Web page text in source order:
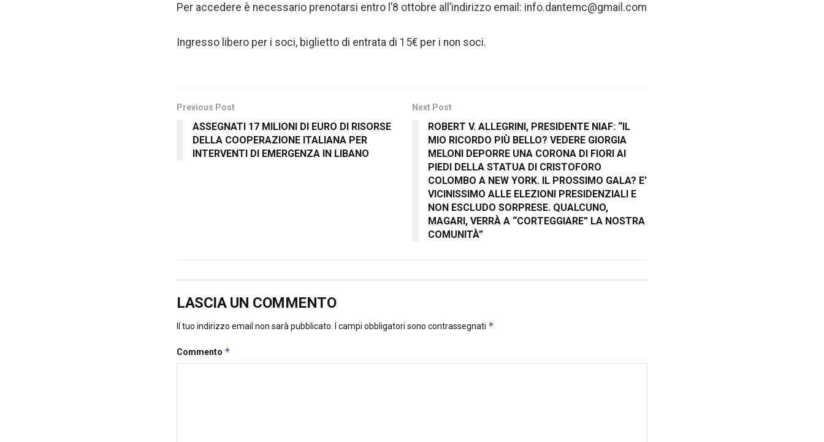
Per accedere è necessario prenotarsi entro l’8 ottobre all’indirizzo email: info.dantemc@gmail.com
Ingresso libero per i soci, biglietto di entrata di 15€ per i non soci.
Previous Post
ASSEGNATI 17 MILIONI DI EURO DI RISORSE
DELLA COOPERAZIONE ITALIANA PER
INTERVENTI DI EMERGENZA IN LIBANO
Next Post
ROBERT V. ALLEGRINI, PRESIDENTE NIAF: “IL
MIO RICORDO PIÙ BELLO? VEDERE GIORGIA
MELONI DEPORRE UNA CORONA DI FIORI AI
PIEDI DELLA STATUA DI CRISTOFORO
COLOMBO A NEW YORK. IL PROSSIMO GALA? E’
VICINISSIMO ALLE ELEZIONI PRESIDENZIALI E
NON ESCLUDO SORPRESE. QUALCUNO,
MAGARI, VERRÀ A “CORTEGGIARE” LA NOSTRA
COMUNITÀ”
LASCIA UN COMMENTO
Il tuo indirizzo email non sarà pubblicato. I campi obbligatori sono contrassegnati *
Commento *